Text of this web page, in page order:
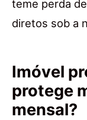
teme perda
diretos sob a
Imóvel
protege
mensal?